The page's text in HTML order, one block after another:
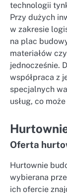
technologii
Przy dużych
w zakresie
na plac
materiałów
jednocześnie.
współpraca z
specjalnych
usług, co
Oferta
Hurtownie
wybierana
ich ofercie